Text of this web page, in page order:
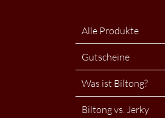
Alle Produkte
Gutscheine
Was ist Biltong?
Biltong vs. Jerky